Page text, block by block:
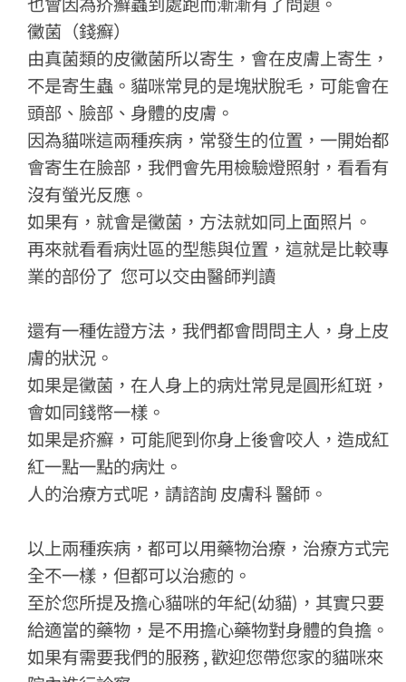
黴菌（錢癬）
由真菌類的皮黴菌所以寄生，會在皮膚上寄生，
不是寄生蟲。貓咪常見的是塊狀脫毛，可能會在
頭部、臉部、身體的皮膚。
因為貓咪這兩種疾病，常發生的位置，一開始都
會寄生在臉部，我們會先用檢驗燈照射，看看有
沒有螢光反應。
如果有，就會是黴菌，方法就如同上面照片。
再來就看看病灶區的型態與位置，這就是比較專
業的部份了 您可以交由醫師判讀
還有一種佐證方法，我們都會問問主人，身上皮
膚的狀況。
如果是黴菌，在人身上的病灶常見是圓形紅斑，
會如同錢幣一樣。
如果是疥癬，可能爬到你身上後會咬人，造成紅
紅一點一點的病灶。
人的治療方式呢，請諮詢 皮膚科 醫師。
以上兩種疾病，都可以用藥物治療，治療方式完
全不一樣，但都可以治癒的。
至於您所提及擔心貓咪的年紀(幼貓)，其實只要
給適當的藥物，是不用擔心藥物對身體的負擔。
如果有需要我們的服務 , 歡迎您帶您家的貓咪來